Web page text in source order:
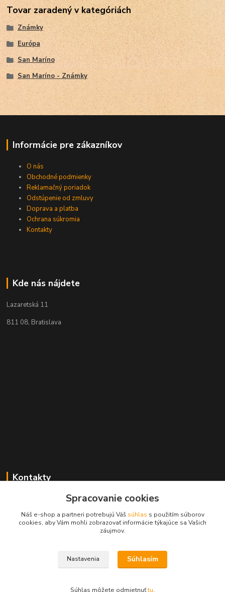
Tovar zaradený v kategóriách
Známky
Európa
San Maríno
San Maríno - Známky
Informácie pre zákazníkov
O nás
Obchodné podmienky
Reklamačný poriadok
Odstúpenie od zmluvy
Doprava a platba
Ochrana súkromia
Kontakty
Kde nás nájdete
Lazaretská 11
811 08, Bratislava
Kontakty
+421 2 529 67 411
(Po - Pia: 10:00 - 17:30)
Copyright © Filatelia-album.sk
Spracovanie cookies
Náš e-shop a partneri potrebujú Váš súhlas s použitím súborov
cookies, aby Vám mohli zobrazovať informácie týkajúce sa Vašich
záujmov.
Nastavenia Súhlasím
Súhlas môžete odmietnuťtu.